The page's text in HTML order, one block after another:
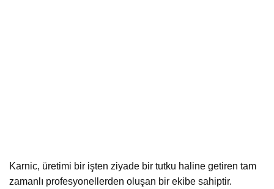
Karnic, üretimi bir işten ziyade bir tutku haline getiren tam
zamanlı profesyonellerden oluşan bir ekibe sahiptir.